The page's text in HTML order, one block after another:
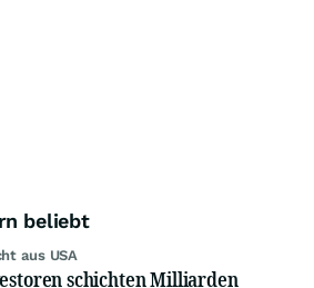
beliebt
aus USA
schichten Milliarden